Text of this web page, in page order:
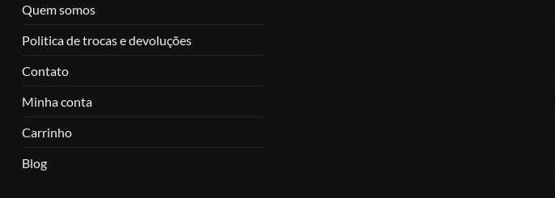
Quem somos
Politica de trocas e devoluções
Contato
Minha conta
Carrinho
Blog